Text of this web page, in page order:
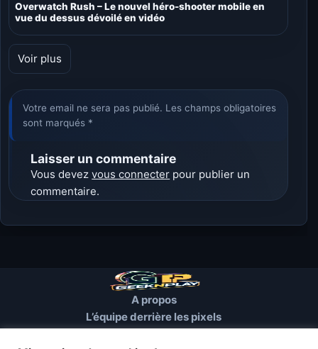
Overwatch Rush – Le nouvel héro-shooter mobile en
vue du dessus dévoilé en vidéo
Voir plus
Votre email ne sera pas publié. Les champs obligatoires
sont marqués *
Laisser un commentaire
Vous devezvous connecter pour publier un
commentaire.
A propos
L’équipe derrière les pixels